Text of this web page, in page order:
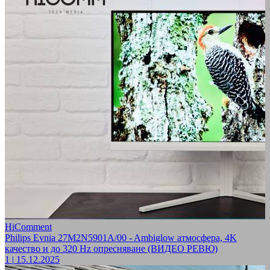
HiComment
Philips Evnia 27M2N5901A/00 - Ambiglow атмосфера, 4K
качество и до 320 Hz опресняване (ВИДЕО РЕВЮ)
1 | 15.12.2025